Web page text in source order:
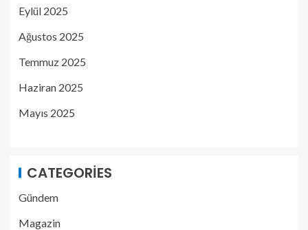
Eylül 2025
Ağustos 2025
Temmuz 2025
Haziran 2025
Mayıs 2025
CATEGORIES
Gündem
Magazin